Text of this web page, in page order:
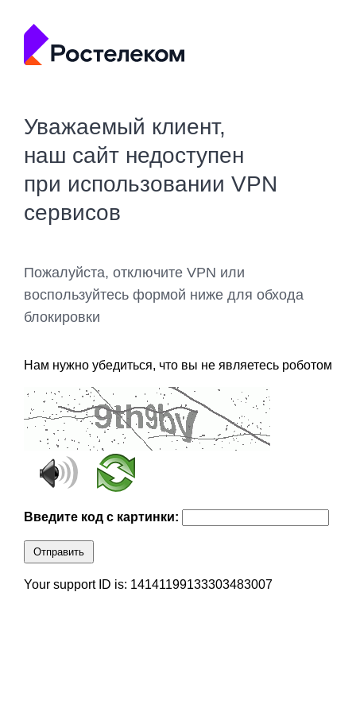
Уважаемый клиент,
наш сайт недоступен
при использовании VPN
сервисов
Пожалуйста, отключите VPN или
воспользуйтесь формой ниже для обхода
блокировки
Нам нужно убедиться, что вы не являетесь роботом
Введите код с картинки:
Отправить
Your support ID is: 14141199133303483007